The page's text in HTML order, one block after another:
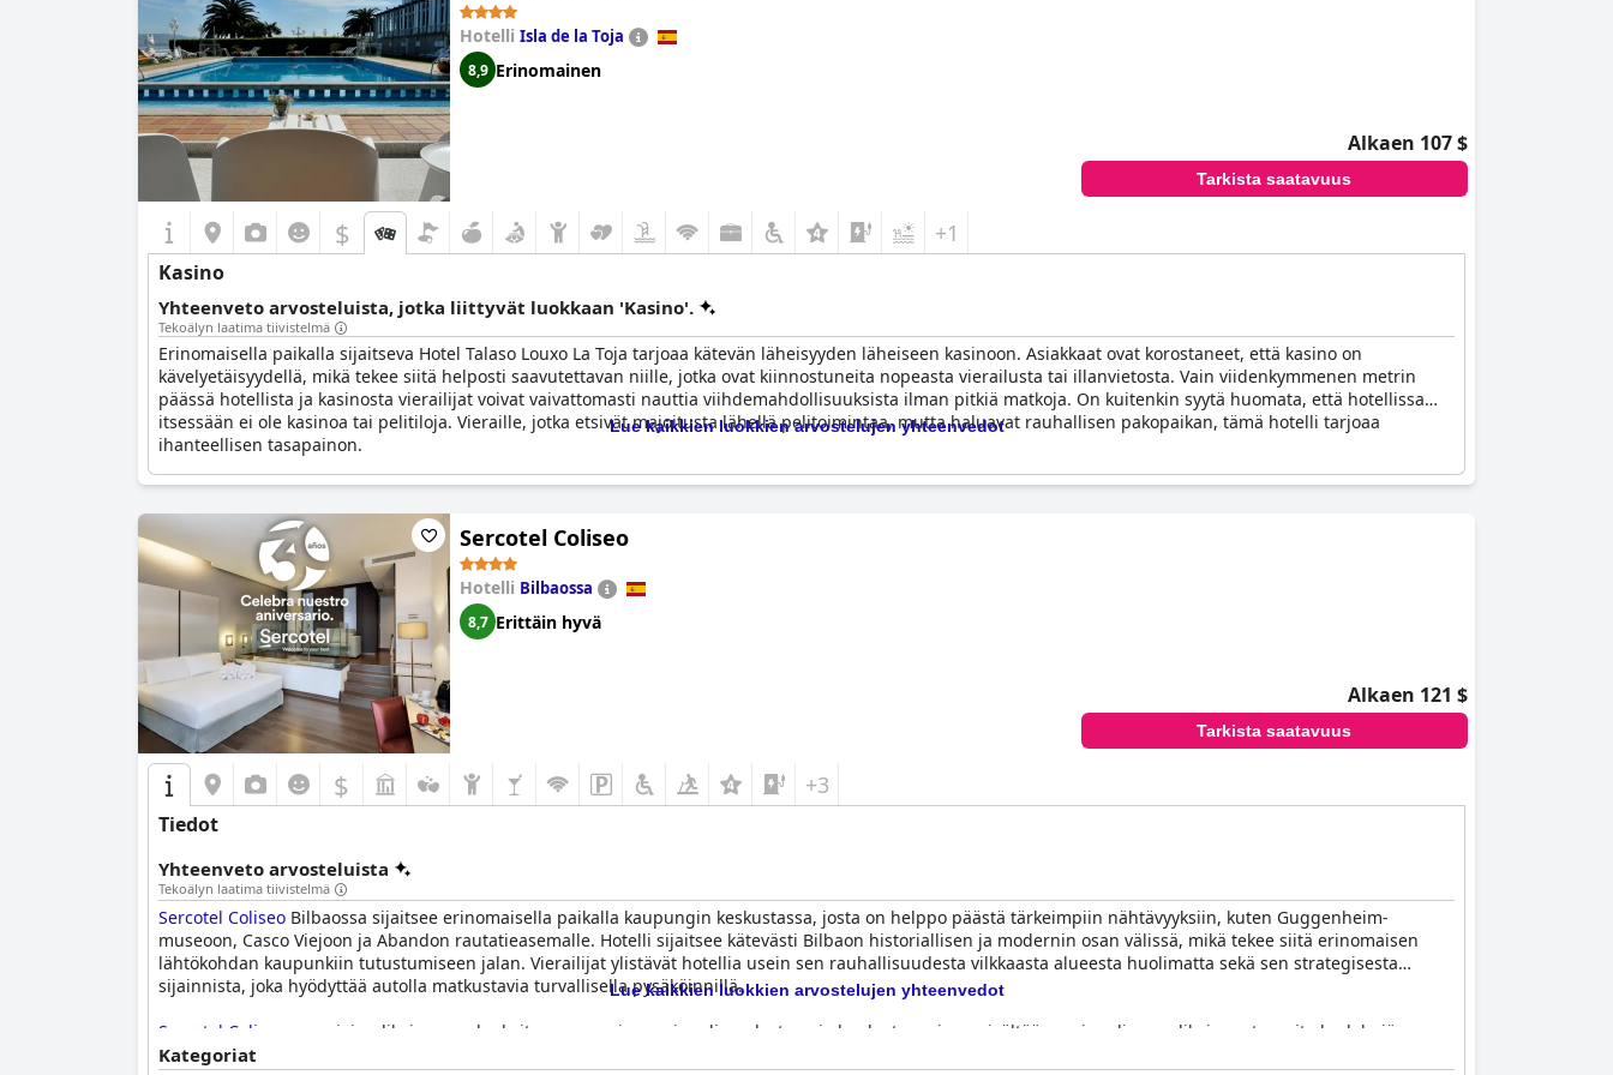
Hotelli Isla de la Toja
8,9 Erinomainen
Alkaen 107 $
Tarkista saatavuus
$ +1
Kasino
Yhteenveto arvosteluista, jotka liittyvät luokkaan 'Kasino'.
Tekoälyn laatima tiivistelmä
Erinomaisella paikalla sijaitseva Hotel Talaso Louxo La Toja tarjoaa kätevän läheisyyden läheiseen kasinoon. Asiakkaat ovat korostaneet, että kasino on
kävelyetäisyydellä, mikä tekee siitä helposti saavutettavan niille, jotka ovat kiinnostuneita nopeasta vierailusta tai illanvietosta. Vain viidenkymmenen metrin
päässä hotellista ja kasinosta vierailijat voivat vaivattomasti nauttia viihdemahdollisuuksista ilman pitkiä matkoja. On kuitenkin syytä huomata, että hotellissa
itsessään ei ole kasinoa tai pelitiloja. Vieraille, jotka etsivät majoitusta lähellä pelitoimintaa, mutta haluavat rauhallisen pakopaikan, tämä hotelli tarjoaa
ihanteellisen tasapainon.
Lue kaikkien luokkien arvostelujen yhteenvedot
Sercotel Coliseo
Hotelli Bilbaossa
8,7 Erittäin hyvä
Alkaen 121 $
Tarkista saatavuus
$ +3
Tiedot
Yhteenveto arvosteluista
Tekoälyn laatima tiivistelmä
Sercotel Coliseo Bilbaossa sijaitsee erinomaisella paikalla kaupungin keskustassa, josta on helppo päästä tärkeimpiin nähtävyyksiin, kuten Guggenheim-
museoon, Casco Viejoon ja Abandon rautatieasemalle. Hotelli sijaitsee kätevästi Bilbaon historiallisen ja modernin osan välissä, mikä tekee siitä erinomaisen
lähtökohdan kaupunkiin tutustumiseen jalan. Vierailijat ylistävät hotellia usein sen rauhallisuudesta vilkkaasta alueesta huolimatta sekä sen strategisesta
sijainnista, joka hyödyttää autolla matkustavia turvallisella pysäköinnillä.
Sercotel Coliseo
n aamiaisvalikoima saa korkeita arvosanoja monipuolisuudestaan ja laadustaan, ja se sisältää monipuolisen valikoiman tuoreita hedelmiä,
muroja, juustoja, leipää, tuorepuristettua appelsiinimehua ja paikallisia tuotteita. Vaikka joskus huomataan ruuhkaa ja tilanpuutetta, vieraat pitävät
Lue kaikkien luokkien arvostelujen yhteenvedot
Kategoriat